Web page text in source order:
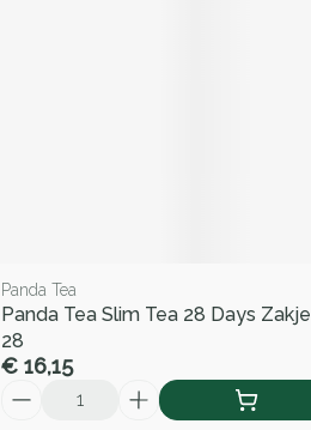
Panda Tea
Panda Tea Slim Tea 28 Days Zakje
28
€ 16,15